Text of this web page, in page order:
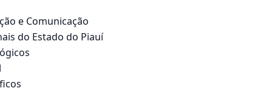
e Comunicação
do Estado do Piauí